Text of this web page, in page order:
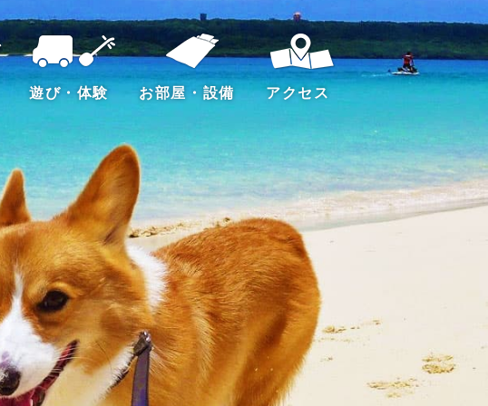
遊び・体験 お部屋・設備 アクセス